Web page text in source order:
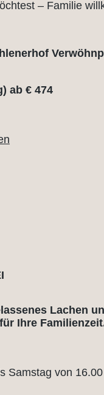
– Familie
ab € 474
Lachen
Ihre
Samstag von